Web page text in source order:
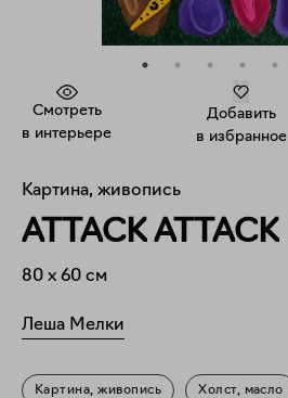
Смотреть
в интерьере
Добавить
в избранное
Картина, живопись
ATTACK ATTACK
80 x 60 см
Леша Мелки
Картина, живопись Холст, масло